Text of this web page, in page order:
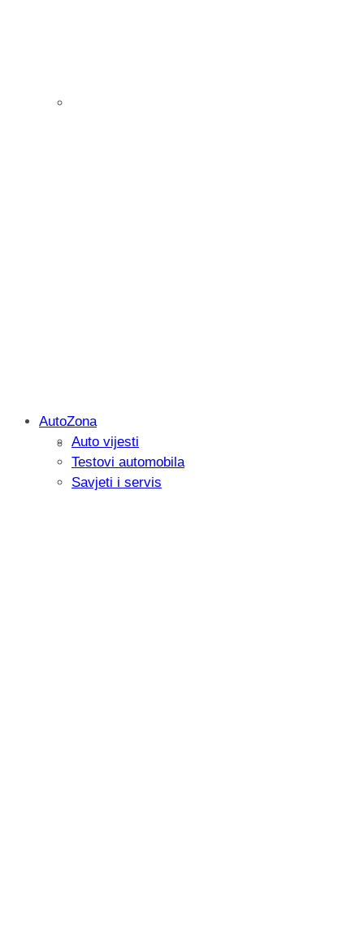
Igrali smo: Marvel Tōkon: Fighting
kako privući igrača
AutoZona
Auto vijesti
Testovi automobila
Savjeti i servis